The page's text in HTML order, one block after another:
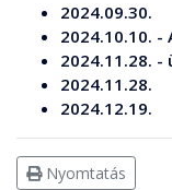
2024.09.30.
2024.10.10. -
2024.11.28. -
2024.11.28.
2024.12.19.
Nyomtatás